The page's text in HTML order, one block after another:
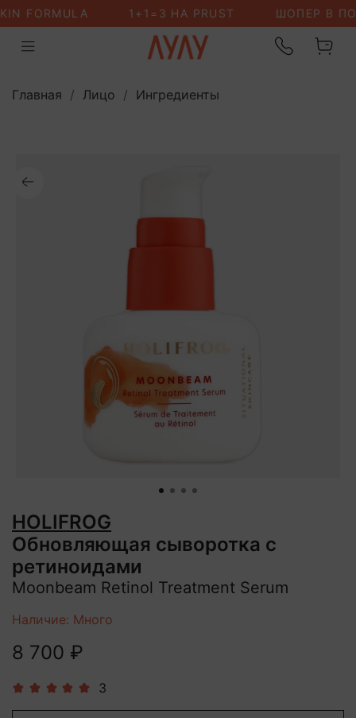
Главная Лицо Ингредиенты
3
HOLIFROG
Обновляющая сыворотка с
ретиноидами
Moonbeam Retinol Treatment Serum
Наличие: Много
8 700 ₽